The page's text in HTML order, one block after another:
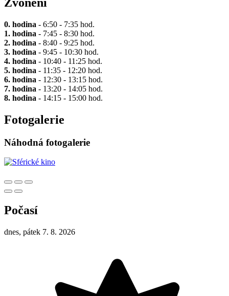
0. hodina - 6:50 - 7:35 hod.
1. hodina - 7:45 - 8:30 hod.
2. hodina - 8:40 - 9:25 hod.
3. hodina - 9:45 - 10:30 hod.
4. hodina - 10:40 - 11:25 hod.
5. hodina - 11:35 - 12:20 hod.
6. hodina - 12:30 - 13:15 hod.
7. hodina - 13:20 - 14:05 hod.
8. hodina - 14:15 - 15:00 hod.
Fotogalerie
Náhodná fotogalerie
Počasí
dnes, pátek 7. 8. 2026